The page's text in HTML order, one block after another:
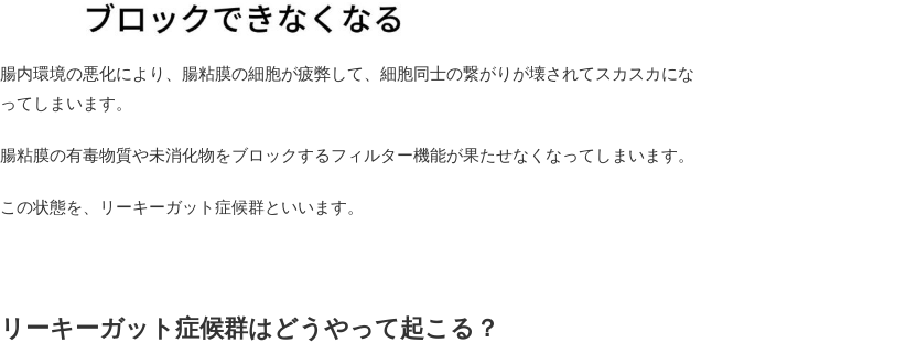
腸内環境の悪化により、腸粘膜の細胞が疲弊して、細胞同士の繋がりが壊されてスカスカにな
ってしまいます。
腸粘膜の有毒物質や未消化物をブロックするフィルター機能が果たせなくなってしまいます。
この状態を、リーキーガット症候群といいます。
リーキーガット症候群はどうやって起こる？